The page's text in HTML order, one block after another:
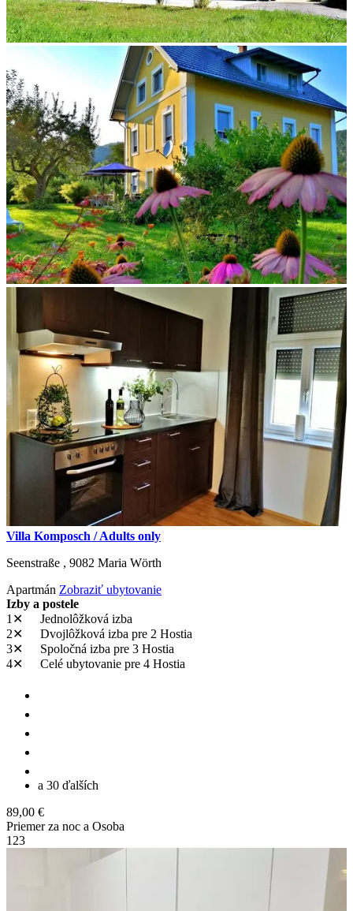
Villa Komposch / Adults only
Seenstraße , 9082 Maria Wörth
Apartmán Zobraziť ubytovanie
Izby a postele
1✕
Jednolôžková izba
2✕
Dvojlôžková izba pre 2 Hostia
3✕
Spoločná izba pre 3 Hostia
4✕
Celé ubytovanie pre 4 Hostia
a 30 ďalších
89,00 €
Priemer za noc a Osoba
1 23